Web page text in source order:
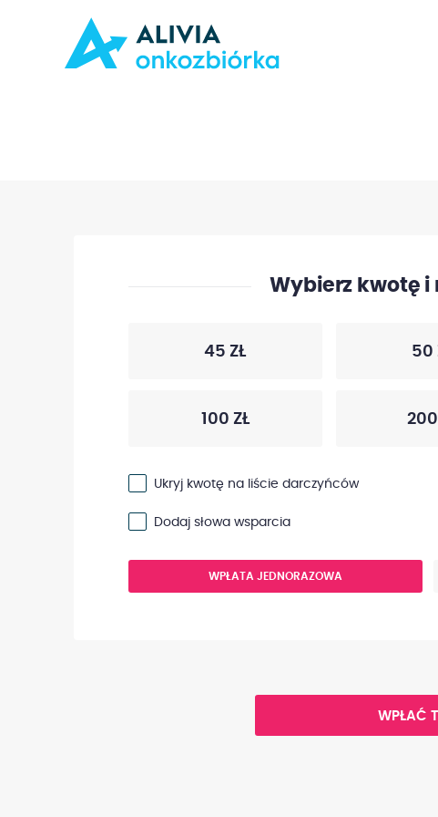
Wybierz kwotę i
45 ZŁ 50
100 ZŁ 200
Ukryj kwotę na liście darczyńców
Dodaj słowa wsparcia
WPŁATA JEDNORAZOWA
WPŁAĆ